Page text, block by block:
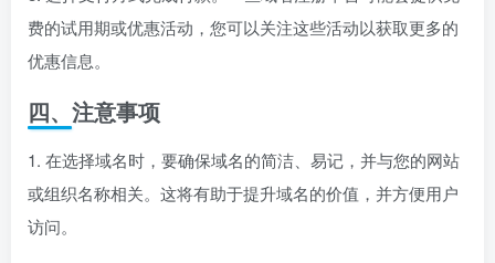
费的试用期或优惠活动，您可以关注这些活动以获取更多的
优惠信息。
四、注意事项
1. 在选择域名时，要确保域名的简洁、易记，并与您的网站
或组织名称相关。这将有助于提升域名的价值，并方便用户
访问。